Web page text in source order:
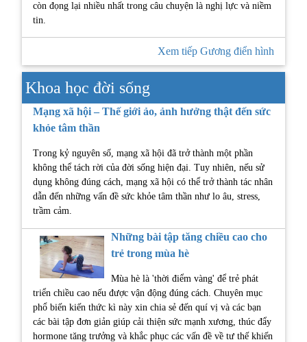
còn đọng lại nhiều nhất trong câu chuyện là nghị lực và niềm
tin.
Xem tiếp Gương điển hình
Khoa học đời sống
Mạng xã hội – Thế giới ảo, ảnh hưởng thật đến sức
khỏe tâm thần
Trong kỷ nguyên số, mạng xã hội đã trở thành một phần
không thể tách rời của đời sống hiện đại. Tuy nhiên, nếu sử
dụng không đúng cách, mạng xã hội có thể trở thành tác nhân
dẫn đến những vấn đề sức khỏe tâm thần như lo âu, stress,
trầm cảm.
Những bài tập tăng chiều cao cho
trẻ trong mùa hè
Mùa hè là 'thời điểm vàng' để trẻ phát
triển chiều cao nếu được vận động đúng cách. Chuyên mục
phổ biến kiến thức kì này xin chia sẻ đến quí vị và các bạn
các bài tập đơn giản giúp cải thiện sức mạnh xương, thúc đẩy
hormone tăng trưởng và khắc phục các vấn đề về tư thế khiến